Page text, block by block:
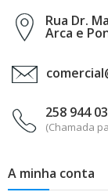
Rua Dr.
Arca e
258 944
(Chamada
A minha conta